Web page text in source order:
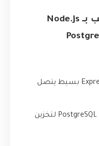
السيناريو: تطبيق ويب بـ Node.js
: تطبيق Express.js بسيط يتصل
: قاعدة بيانات PostgreSQL لتخزين